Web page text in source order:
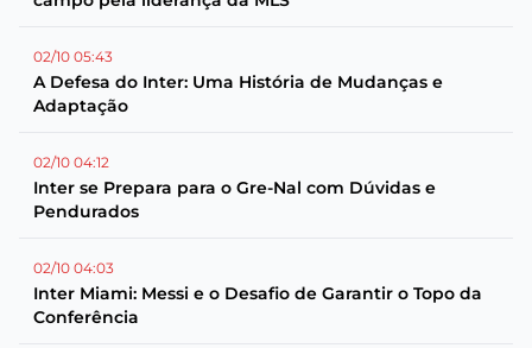
02/10 05:43
A Defesa do Inter: Uma História de Mudanças e
Adaptação
02/10 04:12
Inter se Prepara para o Gre-Nal com Dúvidas e
Pendurados
02/10 04:03
Inter Miami: Messi e o Desafio de Garantir o Topo da
Conferência